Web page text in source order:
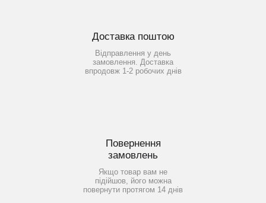
Доставка поштою
Відправлення у день
замовлення. Доставка
впродовж 1-2 робочих днів
Повернення
замовлень
Якщо товар вам не
підійшов, його можна
повернути протягом 14 днів